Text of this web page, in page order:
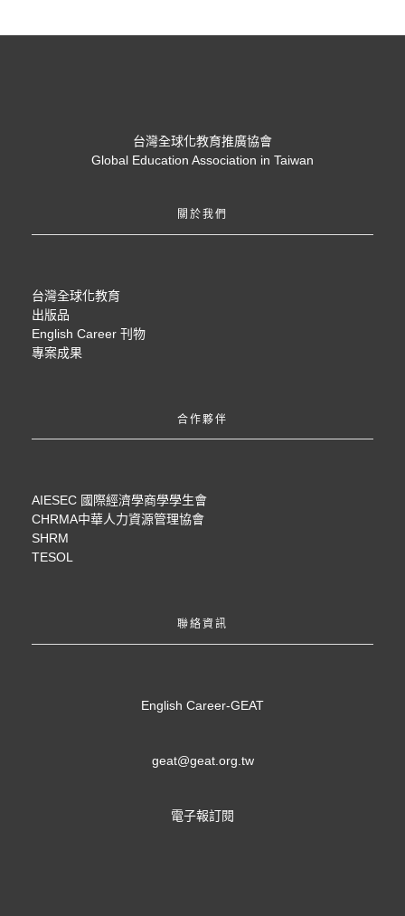
台灣全球化教育推廣協會
Global Education Association in Taiwan
關於我們
台灣全球化教育
出版品
English Career 刊物
專案成果
合作夥伴
AIESEC 國際經濟學商學學生會
CHRMA中華人力資源管理協會
SHRM
TESOL
聯絡資訊
English Career-GEAT
geat@geat.org.tw
電子報訂閱